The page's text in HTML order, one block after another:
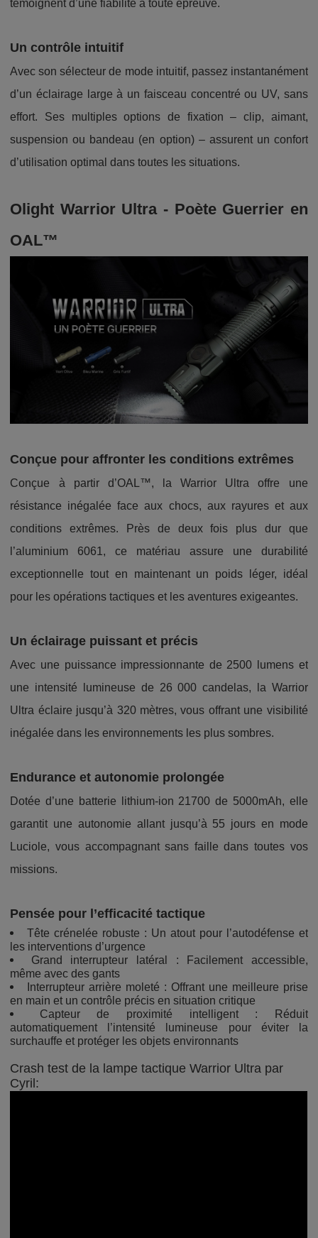
témoignent d’une fiabilité à toute épreuve.
Un contrôle intuitif
Avec son sélecteur de mode intuitif, passez instantanément
d’un éclairage large à un faisceau concentré ou UV, sans
effort. Ses multiples options de fixation – clip, aimant,
suspension ou bandeau (en option) – assurent un confort
d’utilisation optimal dans toutes les situations.
Olight Warrior Ultra - Poète Guerrier en
OAL™
Conçue pour affronter les conditions extrêmes
Conçue à partir d’OAL™, la Warrior Ultra offre une
résistance inégalée face aux chocs, aux rayures et aux
conditions extrêmes. Près de deux fois plus dur que
l’aluminium 6061, ce matériau assure une durabilité
exceptionnelle tout en maintenant un poids léger, idéal
pour les opérations tactiques et les aventures exigeantes.
Un éclairage puissant et précis
Avec une puissance impressionnante de 2500 lumens et
une intensité lumineuse de 26 000 candelas, la Warrior
Ultra éclaire jusqu’à 320 mètres, vous offrant une visibilité
inégalée dans les environnements les plus sombres.
Endurance et autonomie prolongée
Dotée d’une batterie lithium-ion 21700 de 5000mAh, elle
garantit une autonomie allant jusqu’à 55 jours en mode
Luciole, vous accompagnant sans faille dans toutes vos
missions.
Pensée pour l’efficacité tactique
Tête crénelée robuste : Un atout pour l’autodéfense et
les interventions d’urgence
Grand interrupteur latéral : Facilement accessible,
même avec des gants
Interrupteur arrière moleté : Offrant une meilleure prise
en main et un contrôle précis en situation critique
Capteur de proximité intelligent : Réduit
automatiquement l’intensité lumineuse pour éviter la
surchauffe et protéger les objets environnants
Crash test de la lampe tactique Warrior Ultra par
Cyril: